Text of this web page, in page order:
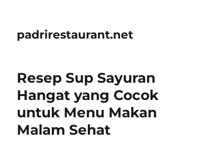
padrirestaurant.net
Resep Sup Sayuran
Hangat yang Cocok
untuk Menu Makan
Malam Sehat